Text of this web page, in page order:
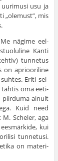
usu ja
„olemust”, mis
nägime eel­
Kanti
tunnetus
on apriooriline
Eriti sel­
tahtis oma eeti­
piirduma ainult
Kuid need
Scheler, aga
kui
tunnetusi.
on materi­